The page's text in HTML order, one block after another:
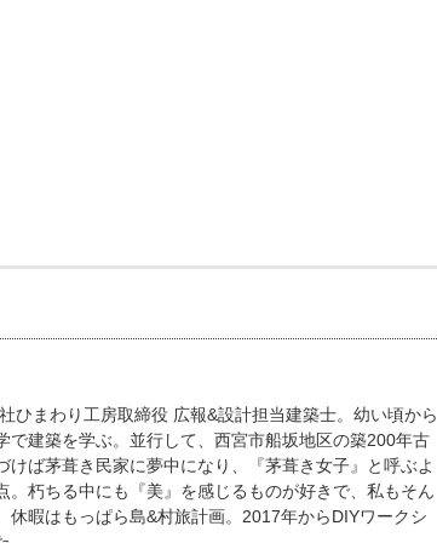
ひまわり工房取締役 広報&設計担当建築士。幼い頃から
で建築を学ぶ。並行して、西宮市船坂地区の築200年古
けば茅葺き民家に夢中になり、『茅葺き女子』と呼ぶよ
。朽ちる中にも『美』を感じるものが好きで、私もそん
休暇はもっぱら島&村旅計画。2017年からDIYワークシ